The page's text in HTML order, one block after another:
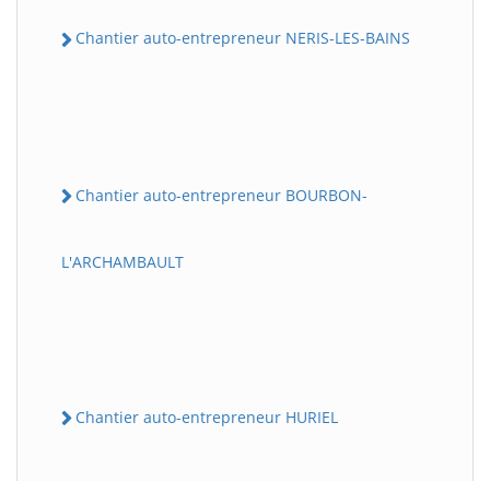
Chantier auto-entrepreneur NERIS-LES-BAINS
Chantier auto-entrepreneur BOURBON-
L'ARCHAMBAULT
Chantier auto-entrepreneur HURIEL